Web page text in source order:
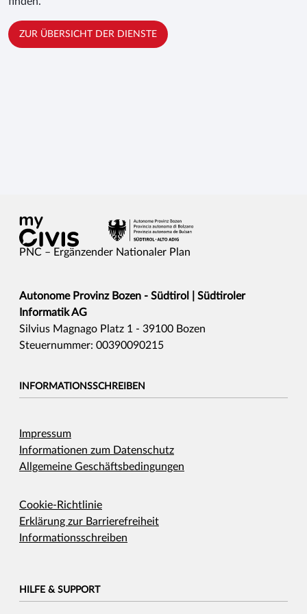
ZUR ÜBERSICHT DER DIENSTE
PNC – Ergänzender Nationaler Plan
Autonome Provinz Bozen - Südtirol | Südtiroler
Informatik AG
Silvius Magnago Platz 1 - 39100 Bozen
Steuernummer: 00390090215
INFORMATIONSSCHREIBEN
Impressum
Informationen zum Datenschutz
Allgemeine Geschäftsbedingungen
Cookie-Richtlinie
Erklärung zur Barrierefreiheit
Informationsschreiben
HILFE & SUPPORT